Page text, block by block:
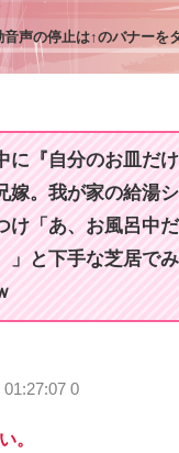
声の停止は↑のバナーを
に『自分のお皿だ
嫁。我が家の給湯
け「あ、お風呂中
」と下手な芝居で
0
。